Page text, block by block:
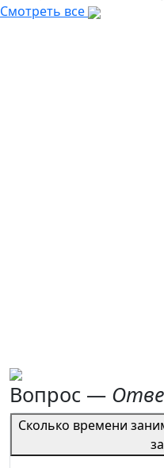
Смотреть все
Вопрос —
Сколько времени